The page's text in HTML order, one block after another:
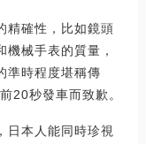
精確性，比如鏡頭
械手表的質量，
準時程度堪稱傳
20秒發車而致歉。
日本人能同時珍視